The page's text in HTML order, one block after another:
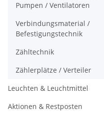
Pumpen / Ventilatoren
Verbindungsmaterial /
Befestigungstechnik
Zähltechnik
Zählerplätze / Verteiler
Leuchten & Leuchtmittel
Aktionen & Restposten